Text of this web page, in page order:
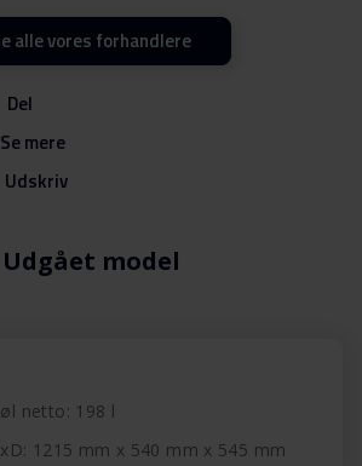
Udgået model
Del
Se mere
Udskriv
alle vores forhandlere
netto: 198 l
1215 mm x 540 mm x 545 mm